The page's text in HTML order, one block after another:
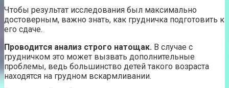
Чтобы результат исследования был максимально
достоверным, важно знать, как грудничка подготовить к
его сдаче.
Проводится анализ строго натощак. В случае с
грудничком это может вызвать дополнительные
проблемы, ведь большинство детей такого возраста
находятся на грудном вскармливании.